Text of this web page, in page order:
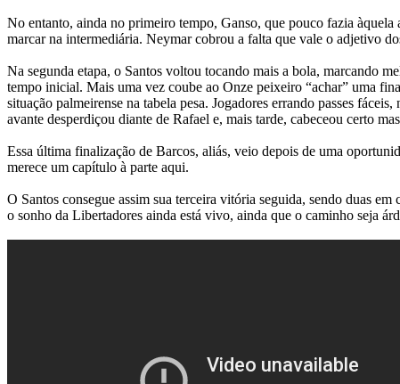
No entanto, ainda no primeiro tempo, Ganso, que pouco fazia
marcar na intermediária. Neymar cobrou a falta que vale o adjetivo
Na segunda etapa, o Santos voltou tocando mais a bola, marcando
tempo inicial. Mais uma vez coube ao Onze peixeiro “achar” uma
situação palmeirense na tabela pesa. Jogadores errando passes
avante desperdiçou diante de Rafael e, mais tarde, cabeceou certo
Essa última finalização de Barcos, aliás, veio depois de uma
merece um capítulo à parte aqui.
O Santos consegue assim sua terceira vitória seguida, sendo duas
o sonho da Libertadores ainda está vivo, ainda que o caminho seja